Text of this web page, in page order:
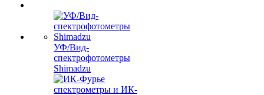
УФ/Вид-
спектрофотометры
Shimadzu